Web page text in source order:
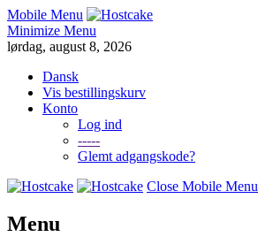
Mobile Menu
Minimize Menu
lørdag, august 8, 2026
Dansk
Vis bestillingskurv
Konto
Log ind
-----
Glemt adgangskode?
Close Mobile Menu
Menu